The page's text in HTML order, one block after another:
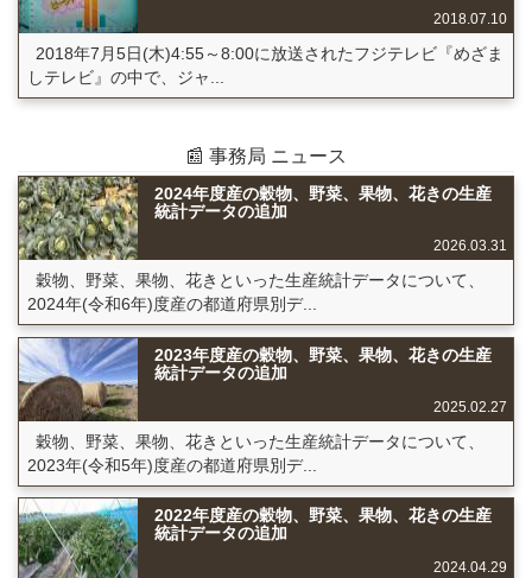
2018.07.10
2018年7月5日(木)4:55～8:00に放送されたフジテレビ『めざま
しテレビ』の中で、ジャ...
📰 事務局 ニュース
2024年度産の穀物、野菜、果物、花きの生産
統計データの追加
2026.03.31
穀物、野菜、果物、花きといった生産統計データについて、
2024年(令和6年)度産の都道府県別デ...
2023年度産の穀物、野菜、果物、花きの生産
統計データの追加
2025.02.27
穀物、野菜、果物、花きといった生産統計データについて、
2023年(令和5年)度産の都道府県別デ...
2022年度産の穀物、野菜、果物、花きの生産
統計データの追加
2024.04.29